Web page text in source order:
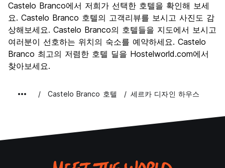
문화
8.0
나이트 라이프
7.0
가격 대비 만족도
7.0
Castelo Branco에서 저희가 선택한 호텔을 확인해 보세
요. Castelo Branco 호텔의 고객리뷰를 보시고 사진도 감
상해보세요. Castelo Branco의 호텔들을 지도에서 보시고
여러분이 선호하는 위치의 숙소를 예약하세요. Castelo
Branco 최고의 저렴한 호텔 딜을 Hostelworld.com에서
찾아보세요.
Castelo Branco 호텔 세르카 디자인 하우스